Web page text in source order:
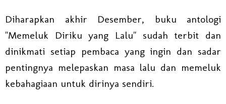
Diharapkan akhir Desember, buku antologi
"Memeluk Diriku yang Lalu" sudah terbit dan
dinikmati setiap pembaca yang ingin dan sadar
pentingnya melepaskan masa lalu dan memeluk
kebahagiaan untuk dirinya sendiri.